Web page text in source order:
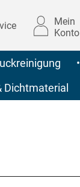
Mein
Konto
•
Dichtmaterial